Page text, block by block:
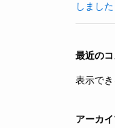
しました
最近の
表示でき
アーカ